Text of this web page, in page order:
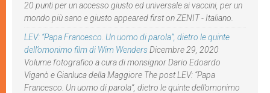
20 punti per un accesso giusto ed universale ai vaccini, per un
mondo più sano e giusto appeared first on ZENIT - Italiano.
LEV: “Papa Francesco. Un uomo di parola”, dietro le quinte
dell’omonimo film di Wim WendersDicembre 29, 2020
Volume fotografico a cura di monsignor Dario Edoardo
Viganò e Gianluca della Maggiore The post LEV: “Papa
Francesco. Un uomo di parola”, dietro le quinte dell’omonimo